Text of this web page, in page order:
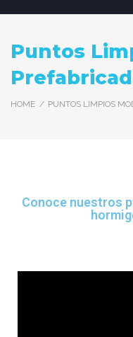
Puntos
HOME / PUNTOS LIMPIOS
Conoce nuestros